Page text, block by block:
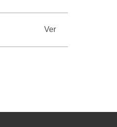
Ver